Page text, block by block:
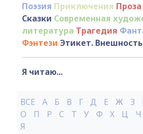
Поэзия Приключения Проза
Сказки Современная
литература Трагедия
Фэнтези Этикет.
Я читаю...
ВСЕ А Б В Г Д Е Ж З
О
П Р С Т У Ф Х Ц Ч
Я